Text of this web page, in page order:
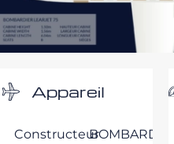
Appareil
ConstructeurBOMBARDIER